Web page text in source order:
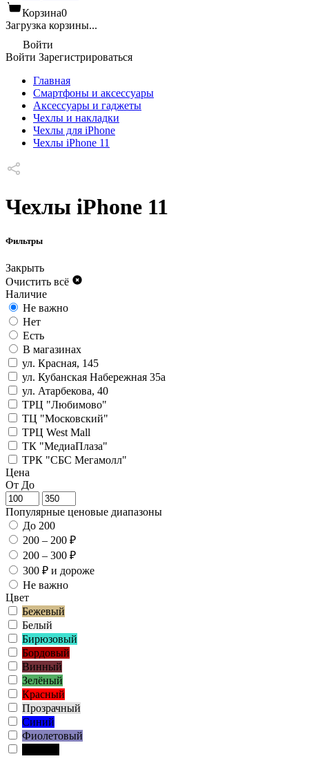
Корзина0
Загрузка корзины...
Войти
Войти Зарегистрироваться
Главная
Смартфоны и аксессуары
Аксессуары и гаджеты
Чехлы и накладки
Чехлы для iPhone
Чехлы iPhone 11
Чехлы iPhone 11
Фильтры
Закрыть
Очистить всё
Наличие
Не важно
Нет
Есть
В магазинах
ул. Красная, 145
ул. Кубанская Набережная 35а
ул. Атарбекова, 40
ТРЦ "Любимово"
ТЦ "Московский"
ТРЦ West Mall
ТК "МедиаПлаза"
ТРК "СБС Мегамолл"
Цена
От До
Популярные ценовые диапазоны
До 200
200 – 200 ₽
200 – 300 ₽
300 ₽ и дороже
Не важно
Цвет
Бежевый
Белый
Бирюзовый
Бордовый
Винный
Зелёный
Красный
Прозрачный
Синий
Фиолетовый